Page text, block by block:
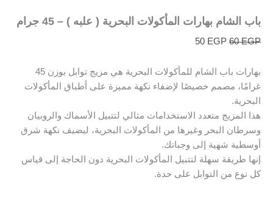
باب الشام بهارات المأكولات البحرية ( علبه ) – 45 جرام
60EGP
50 EGP
بهارات باب الشام للمأكولات البحرية هي مزيج توابل بوزن 45
غرامًا، مصمم خصيصًا لإضفاء نكهة مميزة على أطباق المأكولات
البحرية.
هذا المزيج متعدد الاستخدامات مثالي لتتبيل الأسماك والروبيان
وسرطان البحر وغيرها من المأكولات البحرية، ليضيف نكهة شرق
أوسطية شهية إلى وجباتك.
إنها طريقة سهلة لتتبيل المأكولات البحرية دون الحاجة إلى قياس
كل نوع من التوابل على حدة.